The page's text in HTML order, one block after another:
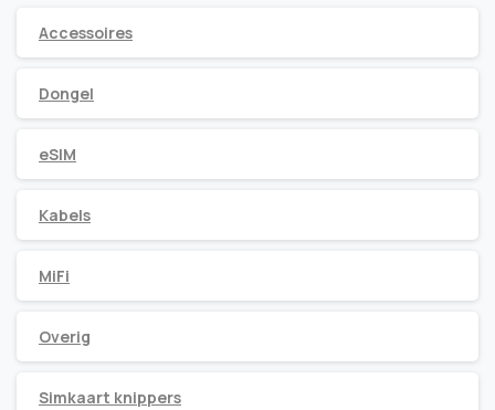
Accessoires
Dongel
eSIM
Kabels
MiFi
Overig
Simkaart knippers